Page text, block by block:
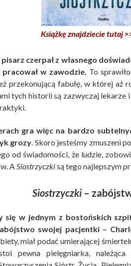
Książkę znajdziecie tutaj
czerpał z własnego
w zawodzie. To
przekonującą fabułę, w której aż
tych historii są zazwyczaj lekarze
gra więc na bardzo
grozy. Skoro jesteśmy zmuszeni
od świadomości, że ludzie,
ASiostrzyczkisą tego najlepszym
Siostrzyczki–
się w jednym z bostońskich
swojej pacjentki –
miał podać umierającej
pewna pielęgniarka, należąca